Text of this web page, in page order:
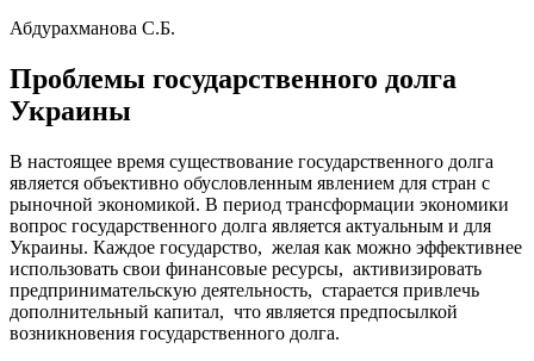
Абдурахманова С.Б.
Проблемы государственного долга
Украины
В настоящее время существование государственного долга
является объективно обусловленным явлением для стран с
рыночной экономикой. В период трансформации экономики
вопрос государственного долга является актуальным и для
Украины. Каждое государство, желая как можно эффективнее
использовать свои финансовые ресурсы, активизировать
предпринимательскую деятельность, старается привлечь
дополнительный капитал, что является предпосылкой
возникновения государственного долга.